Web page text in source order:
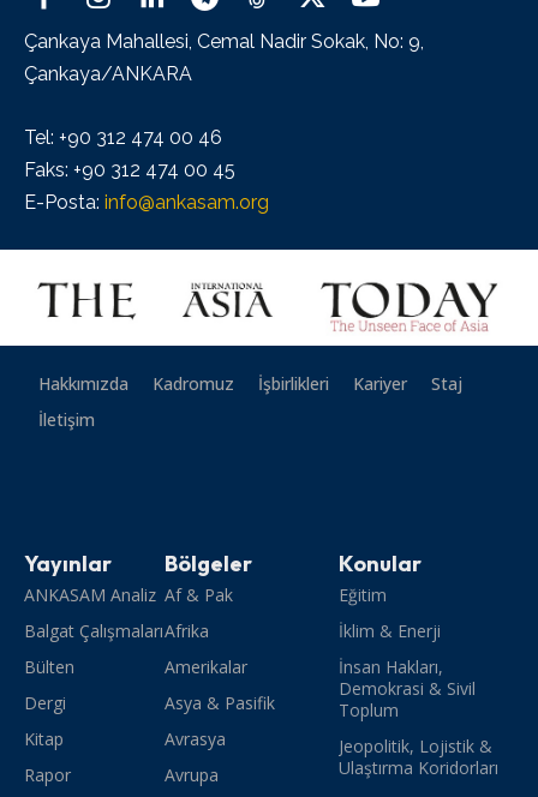
Çankaya Mahallesi, Cemal Nadir Sokak, No: 9,
Çankaya/ANKARA
Tel: +90 312 474 00 46
Faks: +90 312 474 00 45
E-Posta: info@ankasam.org
Hakkımızda Kadromuz İşbirlikleri Kariyer
Staj
İletişim
Yayınlar
ANKASAM Analiz
Balgat Çalışmaları
Bülten
Dergi
Kitap
Rapor
Bölgeler
Af & Pak
Afrika
Amerikalar
Asya & Pasifik
Avrasya
Avrupa
Konular
Eğitim
İklim & Enerji
İnsan Hakları,
Demokrasi & Sivil
Toplum
Jeopolitik, Lojistik &
Ulaştırma Koridorları